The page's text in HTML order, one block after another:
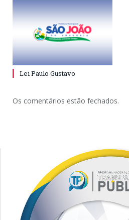
Lei Paulo Gustavo
Os comentários estão fechados.